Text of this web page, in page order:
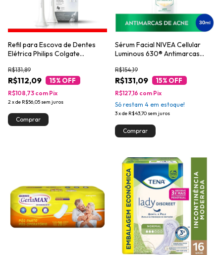
Refil para Escova de Dentes
Elétrica Philips Colgate
2un
R$112,09
R$131,89
15% OFF
2xde R$56,05 sem juros
R$108,73 com Pix
Sérum Facial NIVEA Cellular
Luminous 630® Antimarcas
R$131,09
R$154,19
15% OFF
3xde R$43,70 sem juros
R$127,16 com Pix
Só restam 4 em estoque!